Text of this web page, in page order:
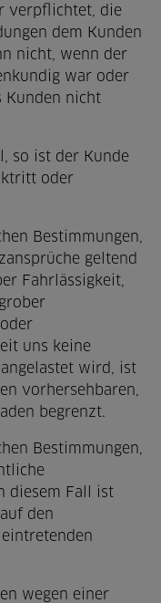
verpflichtet, die
dem Kunden
nicht, wenn der
war oder
Kunden nicht
so ist der Kunde
oder
Bestimmungen,
geltend
Fahrlässigkeit,
uns keine
wird, ist
vorhersehbaren,
begrenzt.
Bestimmungen,
diesem Fall ist
den
wegen einer